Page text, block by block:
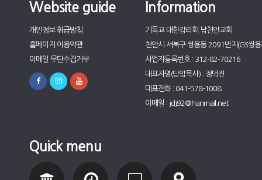
Website guide
개인정보 취급방침
홈페이지 이용약관
이메일 무단수집거부
Information
기독교 대한감리회 남천안교회
천안시 서북구 쌍용동 2091번지(GS쌍
사업자등록번호 : 312-82-70216
대표자명(담임목사) : 정덕진
대표전화 : 041-578-1008
이메일 : jdj92@hanmail.net
Quick menu